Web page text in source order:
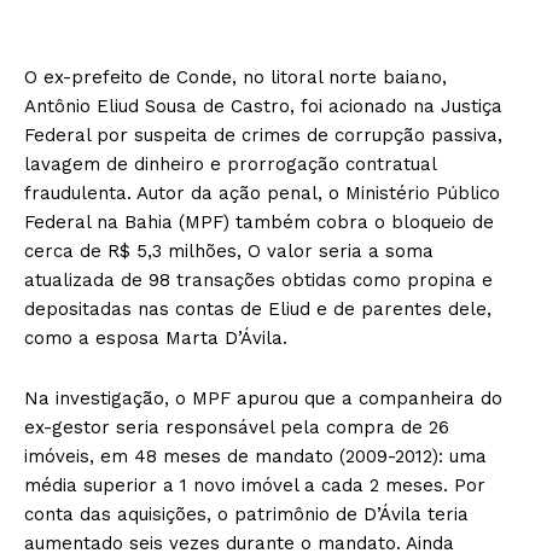
O ex-prefeito de Conde, no litoral norte baiano,
Antônio Eliud Sousa de Castro, foi acionado na Justiça
Federal por suspeita de crimes de corrupção passiva,
lavagem de dinheiro e prorrogação contratual
fraudulenta. Autor da ação penal, o Ministério Público
Federal na Bahia (MPF) também cobra o bloqueio de
cerca de R$ 5,3 milhões, O valor seria a soma
atualizada de 98 transações obtidas como propina e
depositadas nas contas de Eliud e de parentes dele,
como a esposa Marta D’Ávila.
Na investigação, o MPF apurou que a companheira do
ex-gestor seria responsável pela compra de 26
imóveis, em 48 meses de mandato (2009-2012): uma
média superior a 1 novo imóvel a cada 2 meses. Por
conta das aquisições, o patrimônio de D’Ávila teria
aumentado seis vezes durante o mandato. Ainda